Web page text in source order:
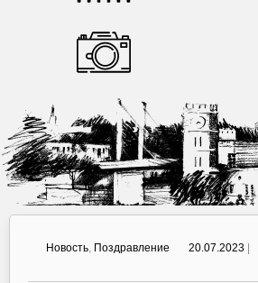
Новость, Поздравление 20.07.2023